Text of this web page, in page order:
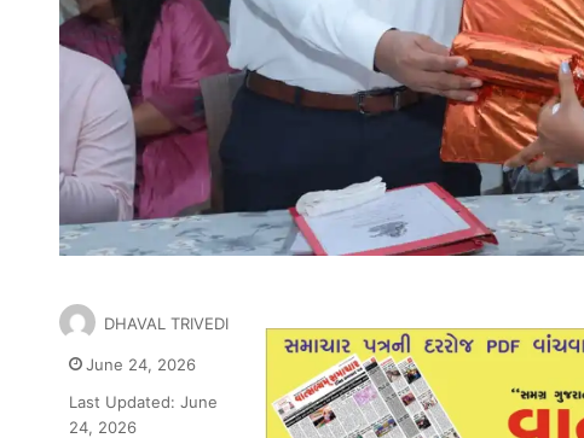
DHAVAL TRIVEDI
June 24, 2026
Last Updated: June
24, 2026